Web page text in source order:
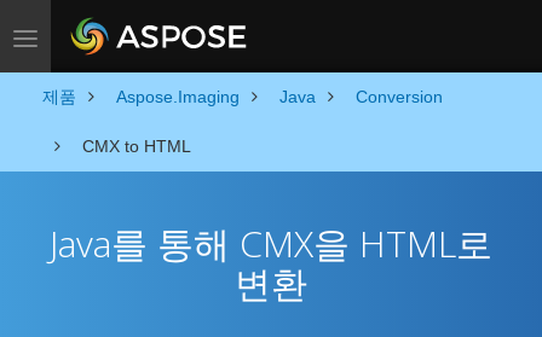
Toggle navigation
제품 Aspose.Imaging Java Conversion
CMX to HTML
Java를 통해 CMX을 HTML로
변환